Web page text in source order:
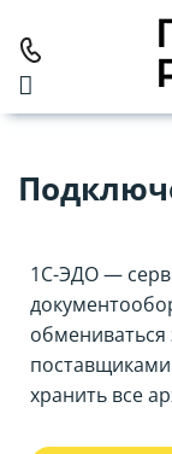
Главная Услуги
1С-ЭДО —
хранить все